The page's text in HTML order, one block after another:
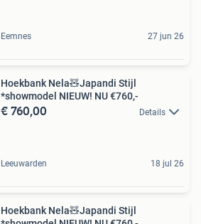
Eemnes 27 jun 26
Hoekbank Nela🧸Japandi Stijl
*showmodel NIEUW! NU €760,-
€ 760,00 Details
Leeuwarden 18 jul 26
Hoekbank Nela🧸Japandi Stijl